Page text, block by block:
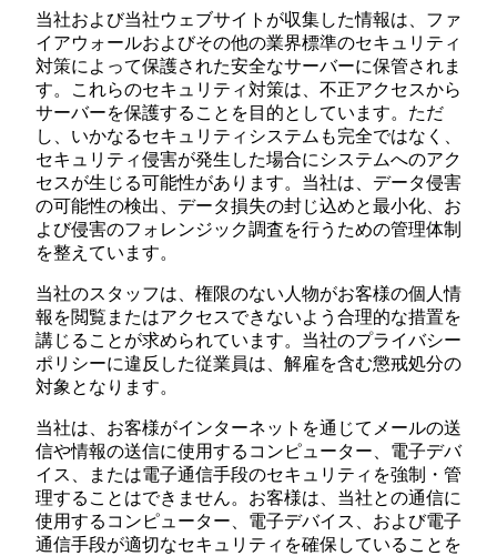
当社および当社ウェブサイトが収集した情報は、ファ
イアウォールおよびその他の業界標準のセキュリティ
対策によって保護された安全なサーバーに保管されま
す。これらのセキュリティ対策は、不正アクセスから
サーバーを保護することを目的としています。ただ
し、いかなるセキュリティシステムも完全ではなく、
セキュリティ侵害が発生した場合にシステムへのアク
セスが生じる可能性があります。当社は、データ侵害
の可能性の検出、データ損失の封じ込めと最小化、お
よび侵害のフォレンジック調査を行うための管理体制
を整えています。
当社のスタッフは、権限のない人物がお客様の個人情
報を閲覧またはアクセスできないよう合理的な措置を
講じることが求められています。当社のプライバシー
ポリシーに違反した従業員は、解雇を含む懲戒処分の
対象となります。
当社は、お客様がインターネットを通じてメールの送
信や情報の送信に使用するコンピューター、電子デバ
イス、または電子通信手段のセキュリティを強制・管
理することはできません。お客様は、当社との通信に
使用するコンピューター、電子デバイス、および電子
通信手段が適切なセキュリティを確保していることを